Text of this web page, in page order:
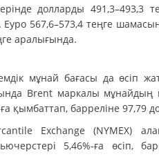
долларды 491,3–493,3
567,6–573,4 теңге
аралығында.
мұнай бағасы да өсіп
Brent маркалы
қымбаттап, барреліне 97,79
Exchange (NYMEX)
5,46%-ға өсіп,